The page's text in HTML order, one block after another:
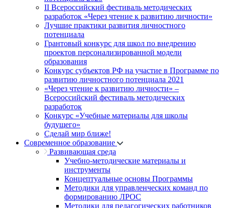
II Всероссийский фестиваль методических
разработок «Через чтение к развитию личности»
Лучшие практики развития личностного
потенциала
Грантовый конкурс для школ по внедрению
проектов персонализированной модели
образования
Конкурс субъектов РФ на участие в Программе по
развитию личностного потенциала 2021
«Через чтение к развитию личности» –
Всероссийский фестиваль методических
разработок
Конкурс «Учебные материалы для школы
будущего»
Сделай мир ближе!
Современное образование
Развивающая среда
Учебно-методические материалы и
инструменты
Концептуальные основы Программы
Методики для управленческих команд по
формированию ЛРОС
Методики для педагогических работников